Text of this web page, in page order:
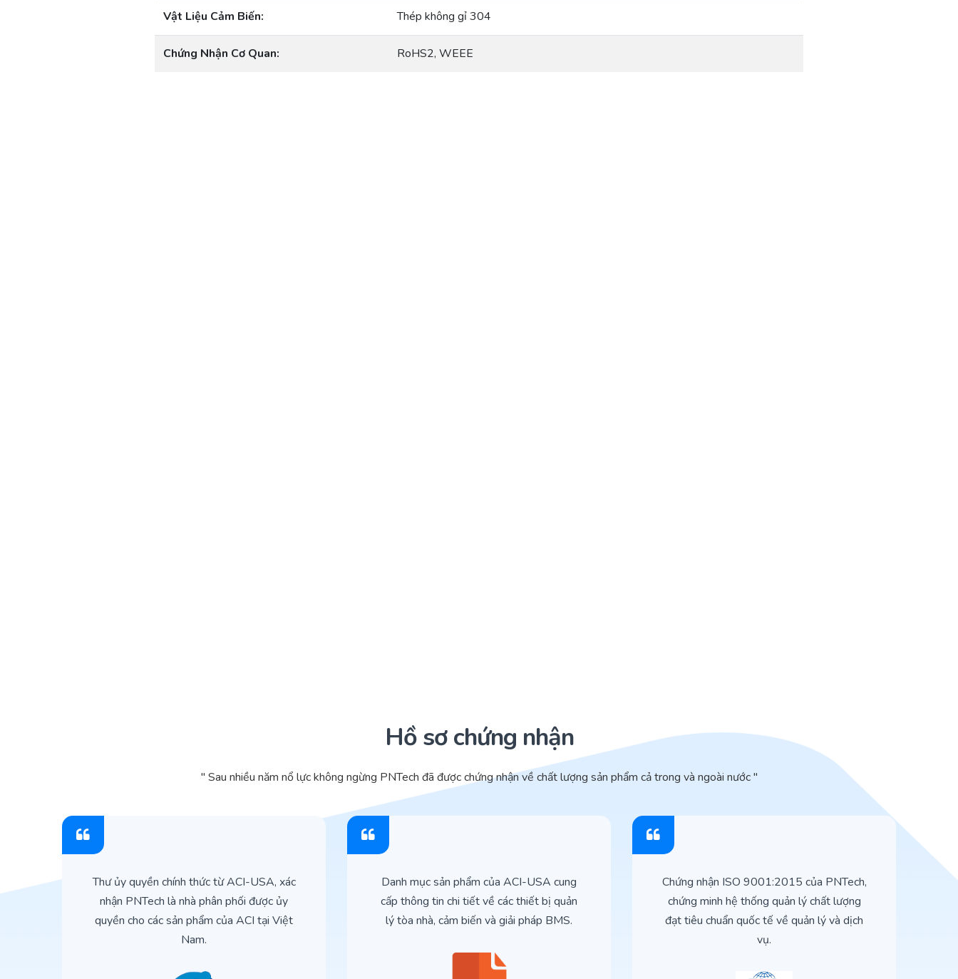
Vật Liệu Cảm Biến: Thép không gỉ 304
Chứng Nhận Cơ Quan: RoHS2, WEEE
Hồ sơ chứng nhận
" Sau nhiều năm nổ lực không ngừng PNTech đã được chứng nhận về chất lượng sản phẩm cả trong và ngoài nước "
Thư ủy quyền chính thức từ ACI-USA, xác
nhận PNTech là nhà phân phối được ủy
quyền cho các sản phẩm của ACI tại Việt
Nam.
Danh mục sản phẩm của ACI-USA cung
cấp thông tin chi tiết về các thiết bị quản
lý tòa nhà, cảm biến và giải pháp BMS.
Chứng nhận ISO 9001:2015 của PNTech,
chứng minh hệ thống quản lý chất lượng
đạt tiêu chuẩn quốc tế về quản lý và dịch
vụ.